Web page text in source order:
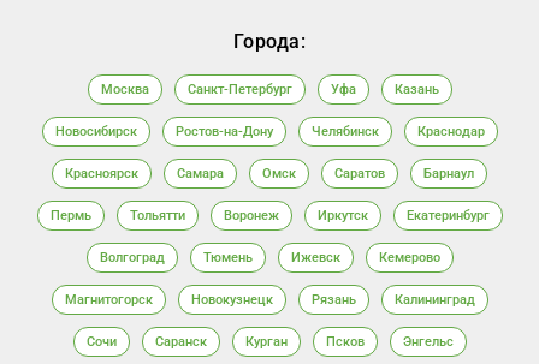
Города:
Москва Санкт-Петербург Уфа Казань
Новосибирск Ростов-на-Дону Челябинск Краснодар
Красноярск Самара Омск Саратов Барнаул
Пермь Тольятти Воронеж Иркутск Екатеринбург
Волгоград Тюмень Ижевск Кемерово
Магнитогорск Новокузнецк Рязань Калининград
Сочи Саранск Курган Псков Энгельс